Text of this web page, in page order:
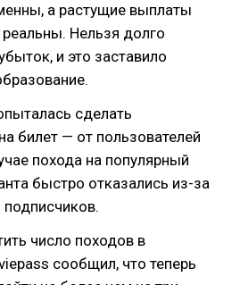
а растущие выплаты
Нельзя долго
и это заставило
сделать
билет — от пользователей
похода на популярный
быстро отказались из-за
подписчиков.
число походов в
сообщил, что теперь